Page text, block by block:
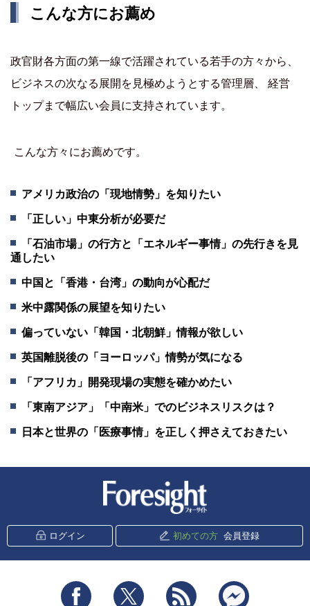
こんな方にお薦め
政官財各方面の第一線で活躍されている若手の方々から、
ビジネスの次なる展開を見極めようとする管理層、 経営
トップまで幅広い会員に支持されています。
こんな方々にお薦めです。
アメリカ政治の「現地情勢」を知りたい
「正しい」中東分析が必要だ
「石油市場」の行方と「エネルギー事情」の先行きを見
通したい
中国と「香港・台湾」の動向が心配だ
米中露関係の展望を知りたい
偏っていない「韓国・北朝鮮」情報が欲しい
英国離脱後の「ヨーロッパ」情勢が気になる
「アフリカ」開発現場の実態を確かめたい
「東南アジア」「中南米」でのビジネスリスクは？
日本と世界の「医療事情」を正しく押さえておきたい
ログイン 初めての方 会員登録
Facebook Twitter RSS